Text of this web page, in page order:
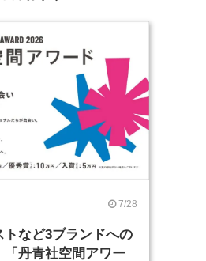
7/28
トなど3ブランドへの
「丹青社空間アワー